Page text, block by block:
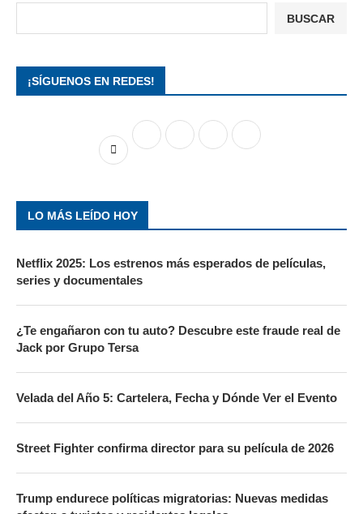
BUSCAR
¡SÍGUENOS EN REDES!
LO MÁS LEÍDO HOY
Netflix 2025: Los estrenos más esperados de películas,
series y documentales
¿Te engañaron con tu auto? Descubre este fraude real de
Jack por Grupo Tersa
Velada del Año 5: Cartelera, Fecha y Dónde Ver el Evento
Street Fighter confirma director para su película de 2026
Trump endurece políticas migratorias: Nuevas medidas